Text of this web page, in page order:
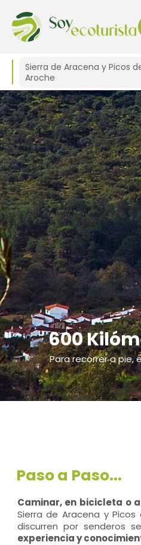
Sierra de Aracena y Picos
Aroche
600
Para recorrer a pie,
Paso a Paso...
Caminar, en bicicleta o
Sierra de Aracena y
discurren por senderos
experiencia y